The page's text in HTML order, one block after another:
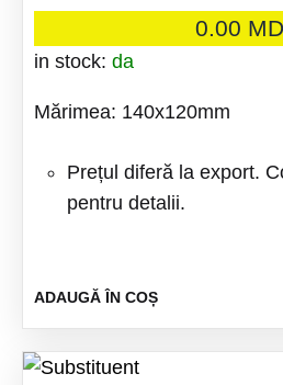
0.00
in stock: da
Mărimea: 140x120mm
Prețul diferă la export.
pentru detalii.
ADAUGĂ ÎN COȘ